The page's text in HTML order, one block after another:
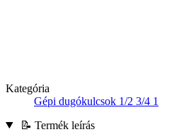
Kategória
Gépi dugókulcsok 1/2 3/4 1
📝 Termék leírás